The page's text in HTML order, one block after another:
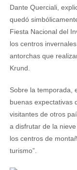
Dante Querciali,
quedó
Fiesta Nacional del
los centros
antorchas que
Krund.
Sobre la temporada,
buenas expectativas
visitantes de otros
a disfrutar de la
los centros de
turismo”.